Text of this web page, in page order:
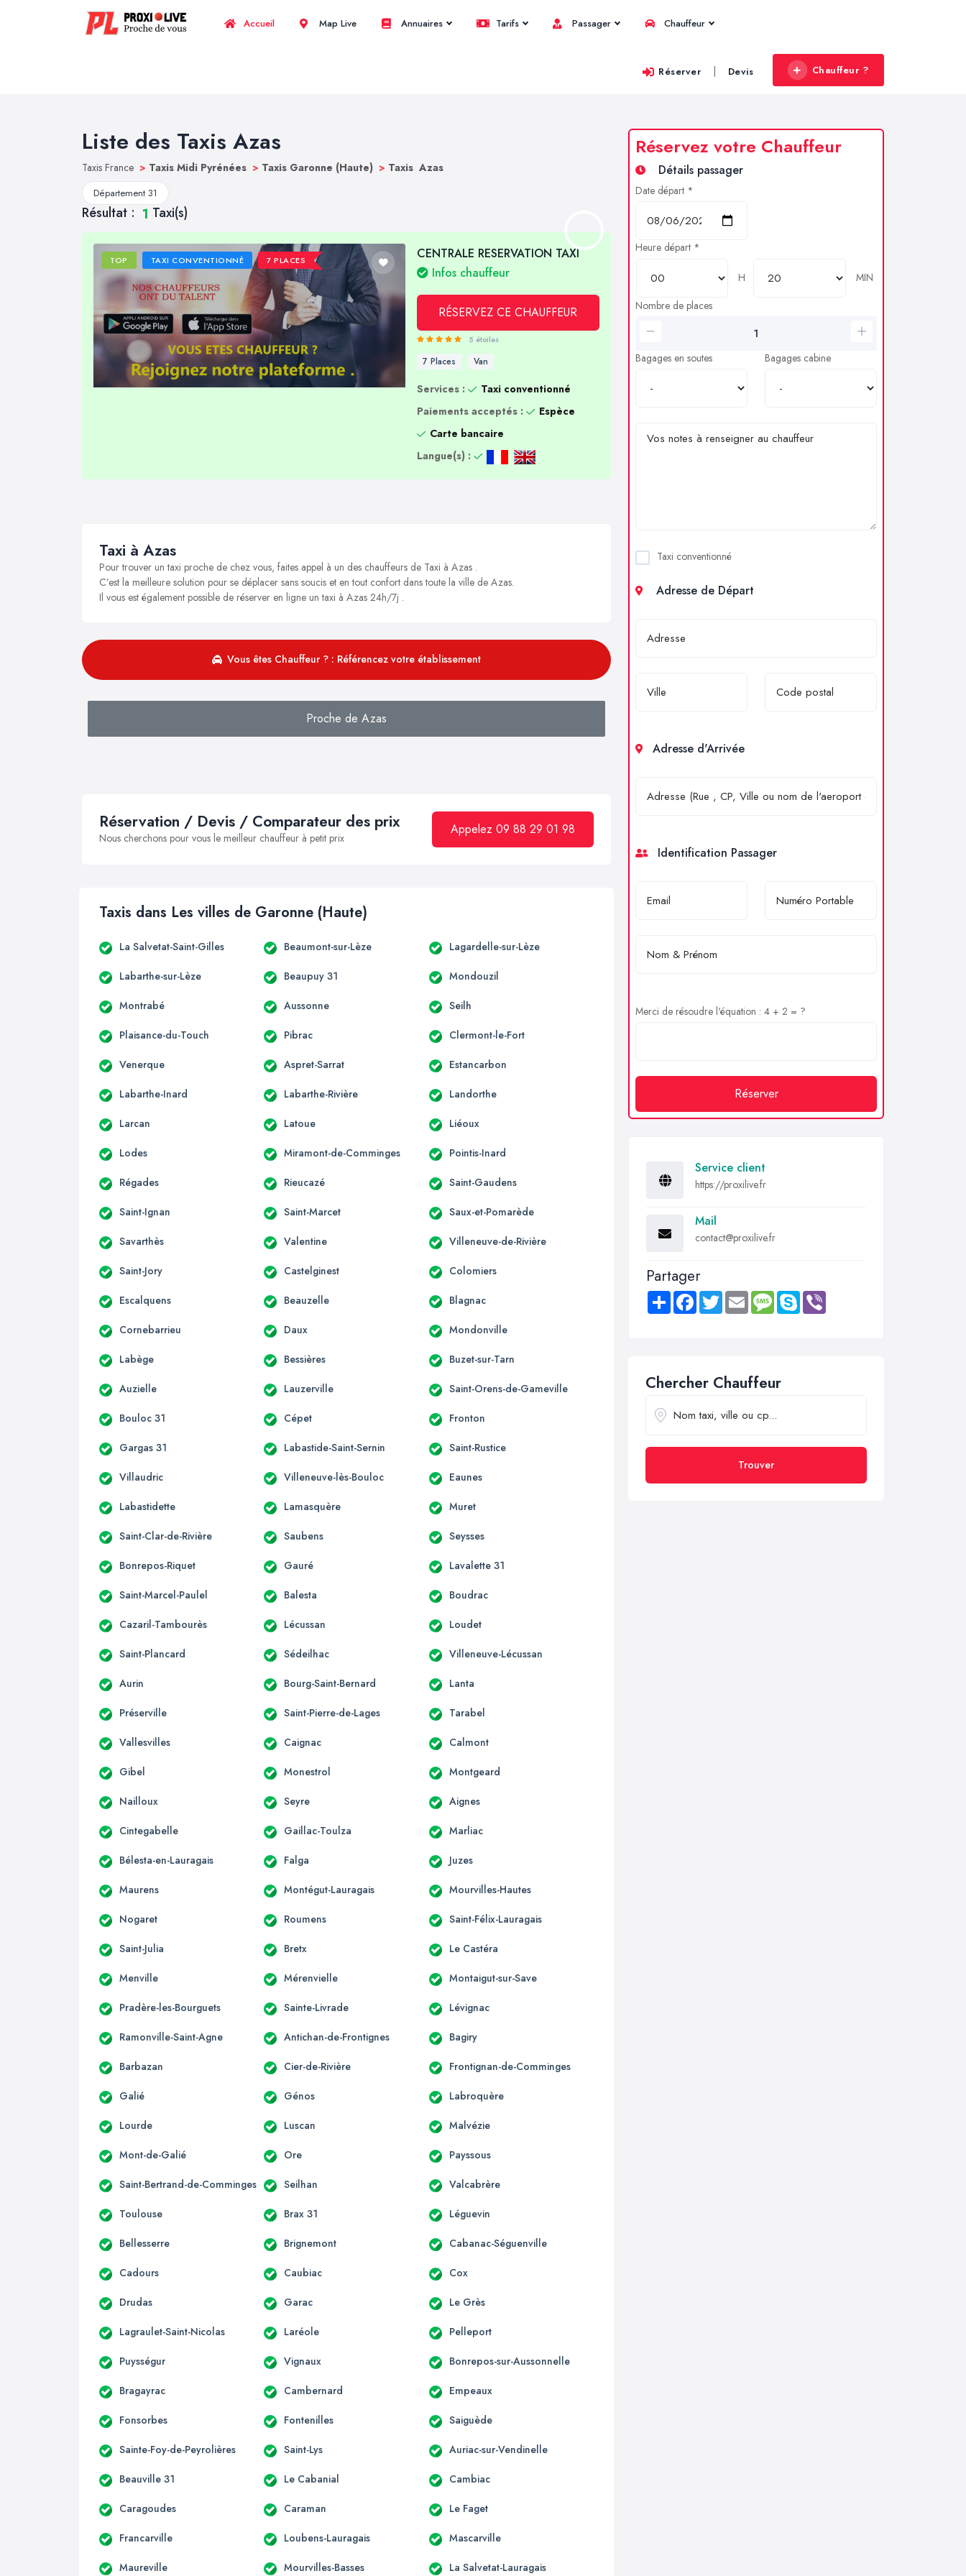
Accueil Map Live Annuaires Tarifs Passager Chauffeur
Réserver | Devis Chauffeur ?
Liste des Taxis Azas
Taxis France > Taxis Midi Pyrénées > Taxis Garonne (Haute) > Taxis Azas
Département 31
Résultat : 1 Taxi(s)
TOP TAXI CONVENTIONNÉ 7 PLACES
CENTRALE RESERVATION TAXI
Infos chauffeur
RÉSERVEZ CE CHAUFFEUR
5 étoiles
7 Places Van
Services :
Taxi conventionné
Paiements acceptés :
Espèce
Carte bancaire
Langue(s) :
Taxi à Azas
Pour trouver un taxi proche de chez vous, faites appel à un des chauffeurs de Taxi à Azas .
C’est la meilleure solution pour se déplacer sans soucis et en tout confort dans toute la ville de Azas.
Il vous est également possible de réserver en ligne un taxi à Azas 24h/7j .
Vous êtes Chauffeur ? : Référencez votre établissement
Proche de Azas
Réservation / Devis / Comparateur des prix
Nous cherchons pour vous le meilleur chauffeur à petit prix
Appelez 09 88 29 01 98
Taxis dans Les villes de Garonne (Haute)
La Salvetat-Saint-Gilles Beaumont-sur-Lèze Lagardelle-sur-Lèze
Labarthe-sur-Lèze Beaupuy 31 Mondouzil
Montrabé Aussonne Seilh
Plaisance-du-Touch Pibrac Clermont-le-Fort
Venerque Aspret-Sarrat Estancarbon
Labarthe-Inard Labarthe-Rivière Landorthe
Larcan Latoue Liéoux
Lodes Miramont-de-Comminges Pointis-Inard
Régades Rieucazé Saint-Gaudens
Saint-Ignan Saint-Marcet Saux-et-Pomarède
Savarthès Valentine Villeneuve-de-Rivière
Saint-Jory Castelginest Colomiers
Escalquens Beauzelle Blagnac
Cornebarrieu Daux Mondonville
Labège Bessières Buzet-sur-Tarn
Auzielle Lauzerville Saint-Orens-de-Gameville
Bouloc 31 Cépet Fronton
Gargas 31 Labastide-Saint-Sernin Saint-Rustice
Villaudric Villeneuve-lès-Bouloc Eaunes
Labastidette Lamasquère Muret
Saint-Clar-de-Rivière Saubens Seysses
Bonrepos-Riquet Gauré Lavalette 31
Saint-Marcel-Paulel Balesta Boudrac
Cazaril-Tambourès Lécussan Loudet
Saint-Plancard Sédeilhac Villeneuve-Lécussan
Aurin Bourg-Saint-Bernard Lanta
Préserville Saint-Pierre-de-Lages Tarabel
Vallesvilles Caignac Calmont
Gibel Monestrol Montgeard
Nailloux Seyre Aignes
Cintegabelle Gaillac-Toulza Marliac
Bélesta-en-Lauragais Falga Juzes
Maurens Montégut-Lauragais Mourvilles-Hautes
Nogaret Roumens Saint-Félix-Lauragais
Saint-Julia Bretx Le Castéra
Menville Mérenvielle Montaigut-sur-Save
Pradère-les-Bourguets Sainte-Livrade Lévignac
Ramonville-Saint-Agne Antichan-de-Frontignes Bagiry
Barbazan Cier-de-Rivière Frontignan-de-Comminges
Galié Génos Labroquère
Lourde Luscan Malvézie
Mont-de-Galié Ore Payssous
Saint-Bertrand-de-Comminges Seilhan Valcabrère
Toulouse Brax 31 Léguevin
Bellesserre Brignemont Cabanac-Séguenville
Cadours Caubiac Cox
Drudas Garac Le Grès
Lagraulet-Saint-Nicolas Laréole Pelleport
Puysségur Vignaux Bonrepos-sur-Aussonnelle
Bragayrac Cambernard Empeaux
Fonsorbes Fontenilles Saiguède
Sainte-Foy-de-Peyrolières Saint-Lys Auriac-sur-Vendinelle
Beauville 31 Le Cabanial Cambiac
Caragoudes Caraman Le Faget
Francarville Loubens-Lauragais Mascarville
Maureville Mourvilles-Basses La Salvetat-Lauragais
Réservez votre Chauffeur
Détails passager
Date départ *
Heure départ *
H
MIN
Nombre de places
Bagages en soutes Bagages cabine
Taxi conventionné
Adresse de Départ
Adresse d'Arrivée
Identification Passager
Merci de résoudre l'équation : 4 + 2 = ?
Réserver
Service client
https://proxilive.fr
Mail
contact@proxilive.fr
Partager
Share FacebookTwitter Email MessageSkype
Chercher Chauffeur
Trouver